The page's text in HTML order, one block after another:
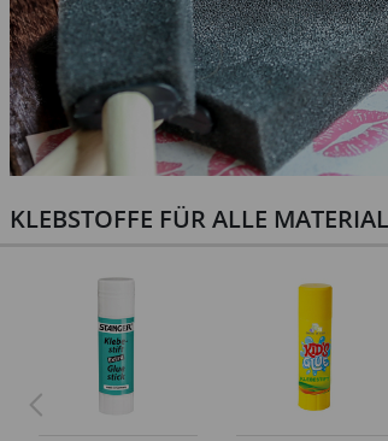
KLEBSTOFFE FÜR ALLE